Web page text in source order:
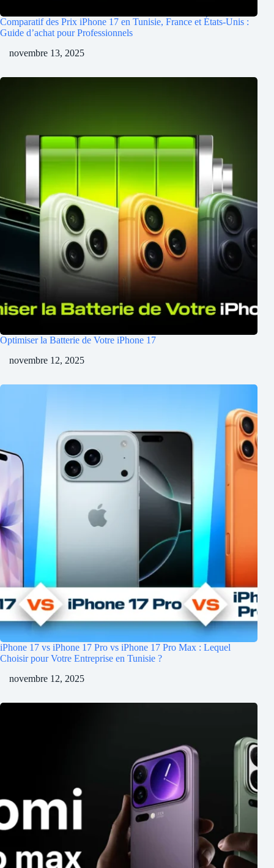
Comparatif des Prix iPhone 17 en Tunisie, France et États-Unis :
Guide d’achat pour Professionnels
novembre 13, 2025
Optimiser la Batterie de Votre iPhone 17
novembre 12, 2025
iPhone 17 vs iPhone 17 Pro vs iPhone 17 Pro Max : Lequel
Choisir pour Votre Entreprise en Tunisie ?
novembre 12, 2025